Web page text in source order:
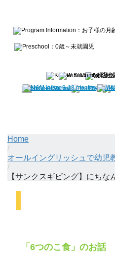
Home
/
オールイングリッシュで幼児
/
【サンクスギビング】にち
「6つのこ食」のお話